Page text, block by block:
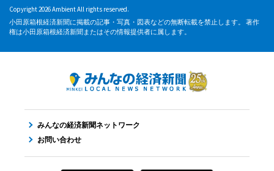
Copyright 2026 Ambient All rights reserved.
小田原箱根経済新聞に掲載の記事・写真・図表などの無断転載を禁止します。 著作
権は小田原箱根経済新聞またはその情報提供者に属します。
みんなの経済新聞ネットワーク
お問い合わせ